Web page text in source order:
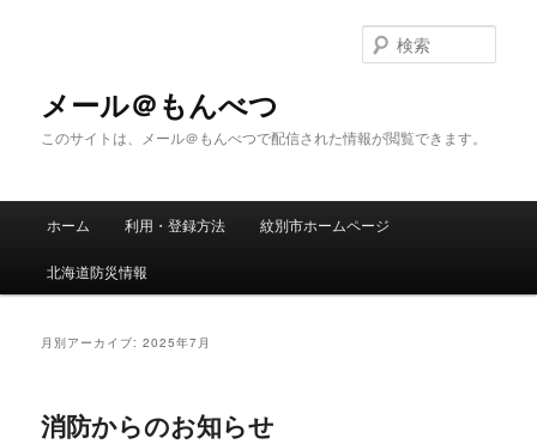
メール＠もんべつ
このサイトは、メール＠もんべつで配信された情報が閲覧できます。
索
メ
ホーム 利用・登録方法 紋別市ホームページ
北海道防災情報
月別アーカイブ:2025年7月
消防からのお知らせ